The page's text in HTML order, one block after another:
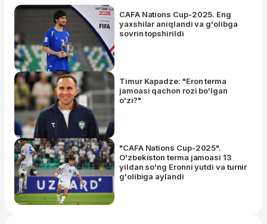
CAFA Nations Cup-2025. Eng
yaxshilar aniqlandi va g'olibga
sovrin topshirildi
Timur Kapadze: "Eron terma
jamoasi qachon rozi bo'lgan
o'zi?"
"CAFA Nations Cup-2025".
O'zbekiston terma jamoasi 13
yildan so'ng Eronni yutdi va turnir
g'olibiga aylandi